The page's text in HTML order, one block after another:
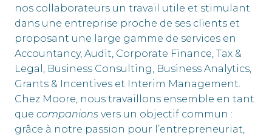
nos collaborateurs un travail utile et stimulant
dans une entreprise proche de ses clients et
proposant une large gamme de services en
Accountancy, Audit, Corporate Finance, Tax &
Legal, Business Consulting, Business Analytics,
Grants & Incentives et Interim Management.
Chez Moore, nous travaillons ensemble en tant
que companions vers un objectif commun :
grâce à notre passion pour l’entrepreneuriat,